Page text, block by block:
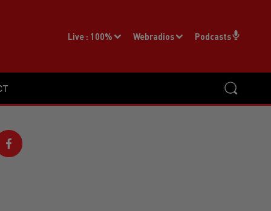
Live : 100% Webradios Podcasts